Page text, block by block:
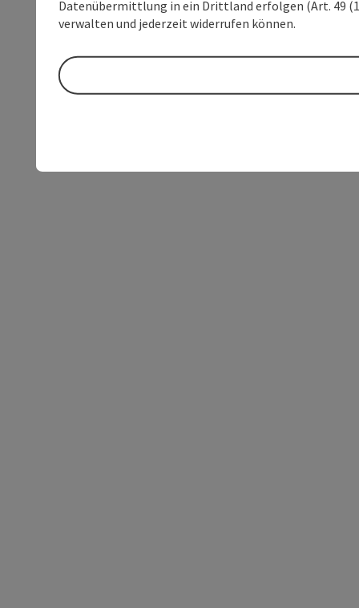
Datenübermittlung in ein Drittland erfolgen (Art. 49
verwalten und jederzeit widerrufen können.